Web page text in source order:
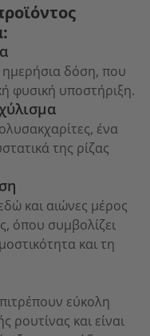
δόση, που
φυσική υποστήριξη.
ένα
της ρίζας
και αιώνες μέρος
όπου συμβολίζει
και τη
εύκολη
ρουτίνας και είναι